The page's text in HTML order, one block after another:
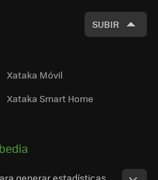
SUBIR
Xataka Móvil
Xataka Smart Home